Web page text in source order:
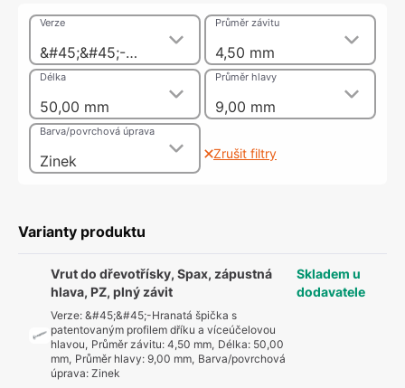
&#45;&#45;-Hranatá špička s patentovaným profilem dříku a víceúčelovou hlavou
Verze
4,50 mm
Průměr závitu
50,00 mm
Délka
9,00 mm
Průměr hlavy
Zinek
Barva/povrchová úprava
Zrušit filtry
Varianty produktu
Vrut do dřevotřísky, Spax, zápustná
hlava, PZ, plný závit
Verze: &#45;&#45;-Hranatá špička s
patentovaným profilem dříku a víceúčelovou
hlavou, Průměr závitu: 4,50 mm, Délka: 50,00
mm, Průměr hlavy: 9,00 mm, Barva/povrchová
úprava: Zinek
Skladem u
dodavatele